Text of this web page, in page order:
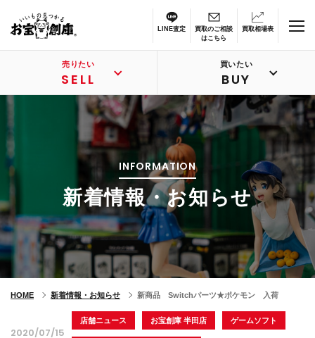
LINE査定
買取のご相談
はこちら
買取相場表
売りたい
SELL
買いたい
BUY
INFORMATION
新着情報・お知らせ
HOME 新着情報・お知らせ 新商品 Switchパーツ★ポケモン 入荷
2020/07/15
店舗ニュース お宝創庫 半田店 ゲームソフト